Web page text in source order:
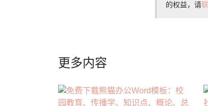
的权益，请
更多内容